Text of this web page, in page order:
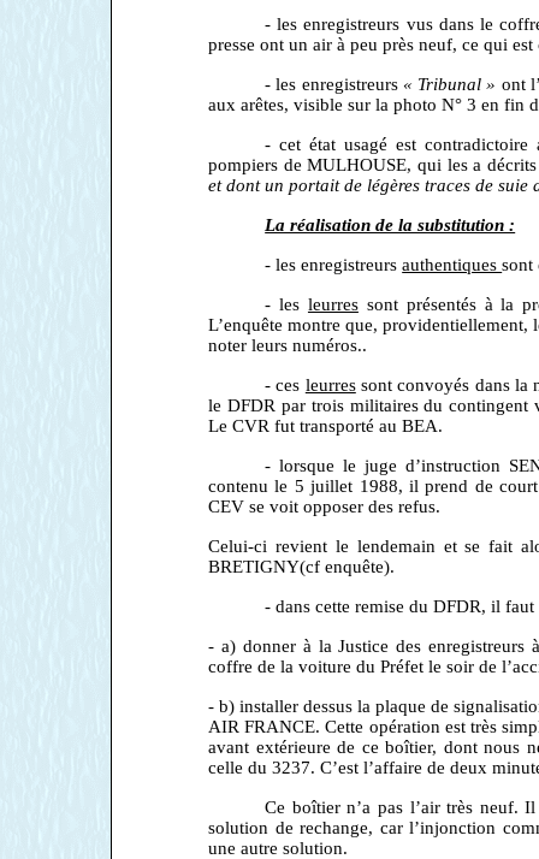
- les enregistreurs vus dans le
presse ont un air à peu près neuf, ce qui
- les enregistreurs « Tribunal » ont
aux arêtes, visible sur la photo N° 3 en fin
- cet état usagé est contradictoire
pompiers de MULHOUSE, qui les a
et dont un portait de légères traces de suie
La réalisation de la substitution :
- les enregistreursauthentiquessont
- les leurressont présentés à la
L’enquête montre que, providentiellement,
noter leurs numéros..
- ces leurressont convoyés dans la
le DFDR par trois militaires du
Le CVR fut transporté au BEA.
- lorsque le juge d’instruction
contenu le 5 juillet 1988, il prend de
CEV se voit opposer des refus.
Celui-ci revient le lendemain et se fait
BRETIGNY(cf enquête).
- dans cette remise du DFDR, il faut
- a) donner à la Justice des enregistreurs
coffre de la voiture du Préfet le soir de
- b) installer dessus la plaque de
AIR FRANCE. Cette opération est très
avant extérieure de ce boîtier, dont nous
celle du 3237. C’est l’affaire de deux
Ce boîtier n’a pas l’air très neuf.
solution de rechange, car l’injonction
une autre solution.